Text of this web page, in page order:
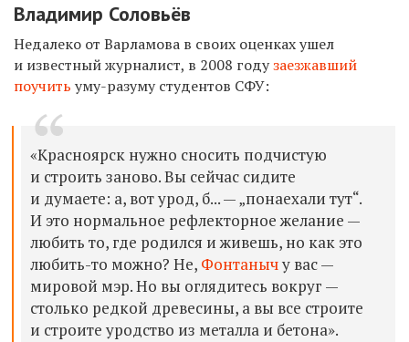
Владимир Соловьёв
Недалеко от Варламова в своих оценках ушел
и известный журналист, в 2008 годузаезжавший
поучить уму-разуму студентов СФУ:
«Красноярск нужно сносить подчистую
и строить заново. Вы сейчас сидите
и думаете: а, вот урод, б... — „понаехали тут“.
И это нормальное рефлекторное желание —
любить то, где родился и живешь, но как это
любить-то можно? Не, Фонтанычу вас —
мировой мэр. Но вы оглядитесь вокруг —
столько редкой древесины, а вы все строите
и строите уродство из металла и бетона».